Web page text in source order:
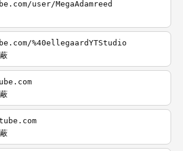
user/MegaAdamreed
%40ellegaardYTStudio